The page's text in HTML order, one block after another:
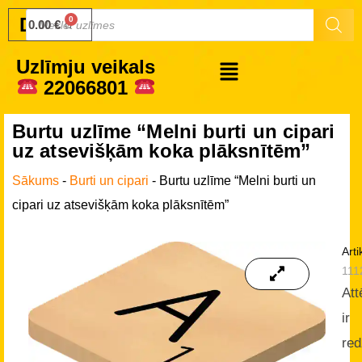
Druku.lv
0.00€
Uzlīmju veikals
22066801
Burtu uzlīme “Melni burti un cipari
uz atsevišķām koka plāksnītēm”
Sākums - Burti un cipari - Burtu uzlīme “Melni burti un
cipari uz atsevišķām koka plāksnītēm”
ir